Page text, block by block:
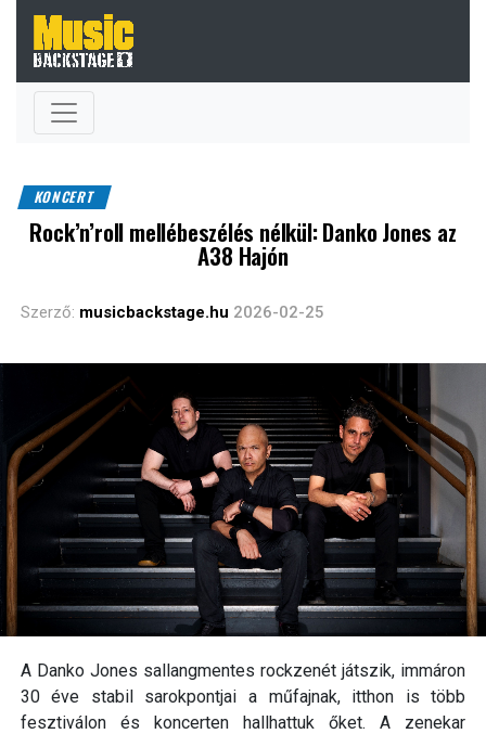
KONCERT
Rock’n’roll mellébeszélés nélkül: Danko Jones az
A38 Hajón
Szerző: musicbackstage.hu 2026-02-25
A Danko Jones sallangmentes rockzenét játszik, immáron
30 éve stabil sarokpontjai a műfajnak, itthon is több
fesztiválon és koncerten hallhattuk őket. A zenekar